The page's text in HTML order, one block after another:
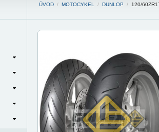
ÚVOD / MOTOCYKEL / DUNLOP /
120/